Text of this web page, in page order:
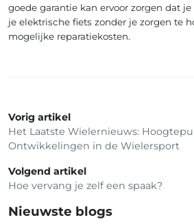
goede garantie kan ervoor zorgen dat
je elektrische fiets zonder je zorgen te
mogelijke reparatiekosten.
Vorig artikel
Het Laatste Wielernieuws:
Ontwikkelingen in de Wielersport
Volgend artikel
Hoe vervang je zelf een spaak?
Nieuwste blogs